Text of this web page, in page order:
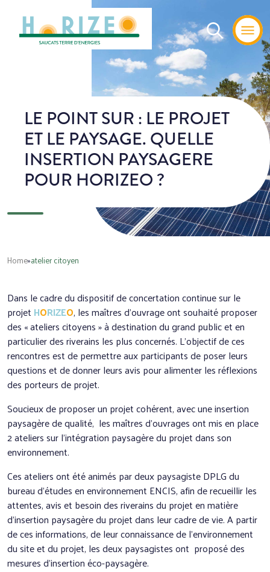
LE POINT SUR : LE PROJET
ET LE PAYSAGE. QUELLE
INSERTION PAYSAGERE
POUR HORIZEO ?
Home»atelier citoyen
Dans le cadre du dispositif de concertation continue sur le
projet HORIZEO, les maîtres d’ouvrage ont souhaité proposer
des « ateliers citoyens » à destination du grand public et en
particulier des riverains les plus concernés. L’objectif de ces
rencontres est de permettre aux participants de poser leurs
questions et de donner leurs avis pour alimenter les réflexions
des porteurs de projet.
Soucieux de proposer un projet cohérent, avec une insertion
paysagère de qualité, les maîtres d’ouvrages ont mis en place
2 ateliers sur l’intégration paysagère du projet dans son
environnement.
Ces ateliers ont été animés par deux paysagiste DPLG du
bureau d’études en environnement ENCIS, afin de recueillir les
attentes, avis et besoin des riverains du projet en matière
d’insertion paysagère du projet dans leur cadre de vie. A partir
de ces informations, de leur connaissance de l’environnement
du site et du projet, les deux paysagistes ont proposé des
mesures d’insertion éco-paysagère.